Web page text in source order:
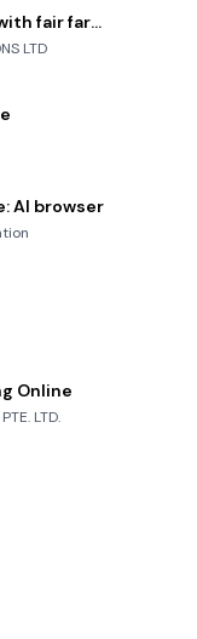
inDrive. Rides with fair fares
LTD
AI browser
Online
LTD.